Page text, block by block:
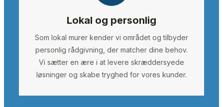
Lokal og personlig
Som lokal murer kender vi området og tilbyder
personlig rådgivning, der matcher dine behov.
Vi sætter en ære i at levere skræddersyede
løsninger og skabe tryghed for vores kunder.